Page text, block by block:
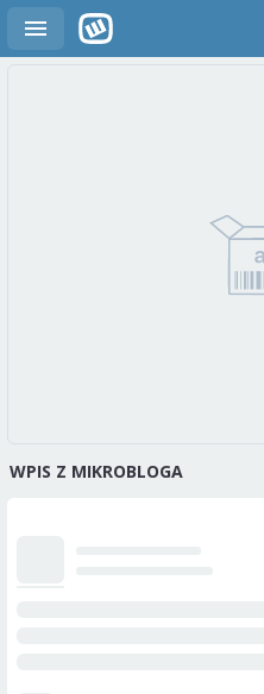
WPIS Z MIKROBLOGA